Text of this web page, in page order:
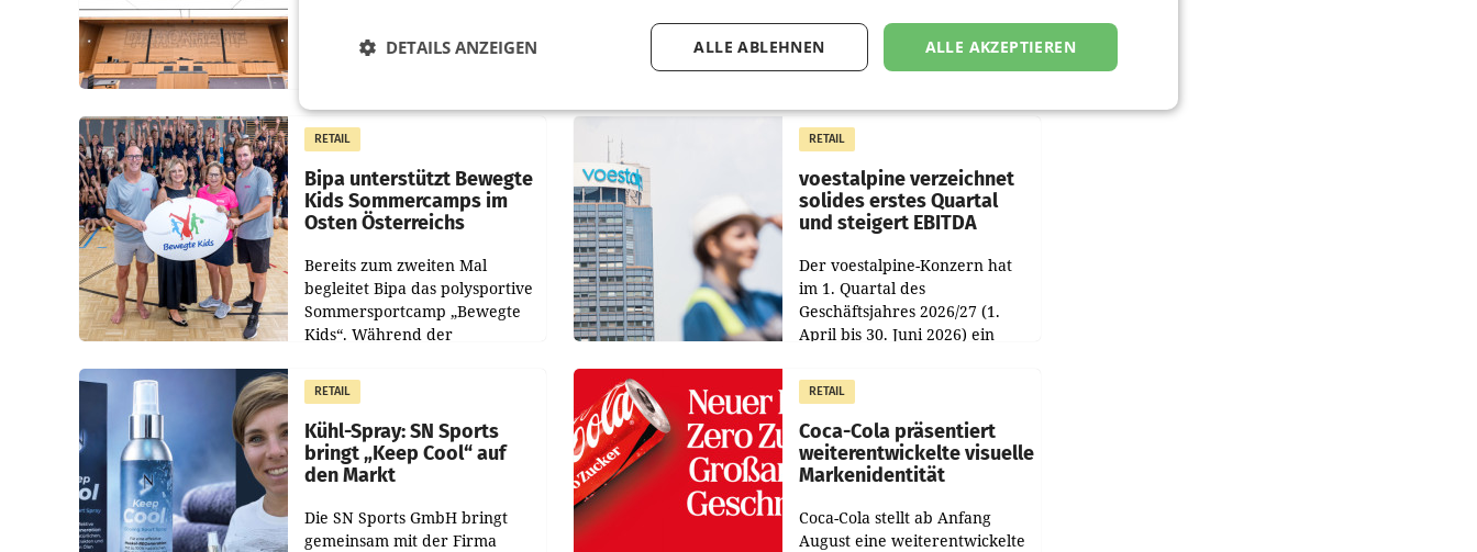
Medienvertreter dazu auf, im
U-Ausschuss zu den
Ableben des Ex-Sektionschefs
im Justizministerium, Christian
Pilnacek, auf sensible
derzeit den ORF. Am Dienstag
soll im Stiftungsrat über die
Pig vorgeschlagenen
Besetzungen für die
Direktionen abgestimmt
werden.
RETAIL
Bipa unterstützt Bewegte
Kids Sommercamps im
Osten Österreichs
Bereits zum zweiten Mal
begleitet Bipa das polysportive
Sommersportcamp „Bewegte
Kids“. Während der
Juli und August versorgt das
Unternehmen Kinder sowie
RETAIL
voestalpine verzeichnet
solides erstes Quartal
und steigert EBITDA
Der voestalpine-Konzern hat
im 1. Quartal des
Geschäftsjahres 2026/27 (1.
April bis 30. Juni 2026) ein
Der Umsatz stieg im Vergleich
zur Vorjahresperiode
RETAIL
Kühl-Spray: SN Sports
bringt „Keep Cool“ auf
den Markt
Die SN Sports GmbH bringt
gemeinsam mit der Firma
RETAIL
Coca-Cola präsentiert
weiterentwickelte visuelle
Markenidentität
Coca-Cola stellt ab Anfang
August eine weiterentwickelte
ALLE AKZEPTIEREN
ALLE ABLEHNEN
DETAILS ANZEIGEN